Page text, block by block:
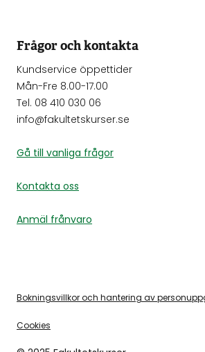
Frågor och kontakta
Kundservice öppettider
Mån-Fre 8.00-17.00
Tel. 08 410 030 06
info@fakultetskurser.se
Gå till vanliga frågor
Kontakta oss
Anmäl frånvaro
Bokningsvillkor och hantering av
Cookies